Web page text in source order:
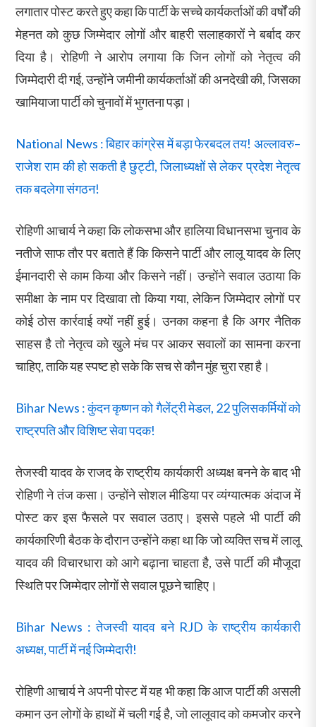
लगातार पोस्ट करते हुए कहा कि पार्टी के सच्चे कार्यकर्ताओं की वर्षों की
मेहनत को कुछ जिम्मेदार लोगों और बाहरी सलाहकारों ने बर्बाद कर
दिया है। रोहिणी ने आरोप लगाया कि जिन लोगों को नेतृत्व की
जिम्मेदारी दी गई, उन्होंने जमीनी कार्यकर्ताओं की अनदेखी की, जिसका
खामियाजा पार्टी को चुनावों में भुगतना पड़ा।
National News : बिहार कांग्रेस में बड़ा फेरबदल तय! अल्लावरु–
राजेश राम की हो सकती है छुट्टी, जिलाध्यक्षों से लेकर प्रदेश नेतृत्व
तक बदलेगा संगठन!
रोहिणी आचार्य ने कहा कि लोकसभा और हालिया विधानसभा चुनाव के
नतीजे साफ तौर पर बताते हैं कि किसने पार्टी और लालू यादव के लिए
ईमानदारी से काम किया और किसने नहीं। उन्होंने सवाल उठाया कि
समीक्षा के नाम पर दिखावा तो किया गया, लेकिन जिम्मेदार लोगों पर
कोई ठोस कार्रवाई क्यों नहीं हुई। उनका कहना है कि अगर नैतिक
साहस है तो नेतृत्व को खुले मंच पर आकर सवालों का सामना करना
चाहिए, ताकि यह स्पष्ट हो सके कि सच से कौन मुंह चुरा रहा है।
Bihar News : कुंदन कृष्णन को गैलेंट्री मेडल, 22 पुलिसकर्मियों को
राष्ट्रपति और विशिष्ट सेवा पदक!
तेजस्वी यादव के राजद के राष्ट्रीय कार्यकारी अध्यक्ष बनने के बाद भी
रोहिणी ने तंज कसा। उन्होंने सोशल मीडिया पर व्यंग्यात्मक अंदाज में
पोस्ट कर इस फैसले पर सवाल उठाए। इससे पहले भी पार्टी की
कार्यकारिणी बैठक के दौरान उन्होंने कहा था कि जो व्यक्ति सच में लालू
यादव की विचारधारा को आगे बढ़ाना चाहता है, उसे पार्टी की मौजूदा
स्थिति पर जिम्मेदार लोगों से सवाल पूछने चाहिए।
Bihar News : तेजस्वी यादव बने RJD के राष्ट्रीय कार्यकारी
अध्यक्ष, पार्टी में नई जिम्मेदारी!
रोहिणी आचार्य ने अपनी पोस्ट में यह भी कहा कि आज पार्टी की असली
कमान उन लोगों के हाथों में चली गई है, जो लालूवाद को कमजोर करने